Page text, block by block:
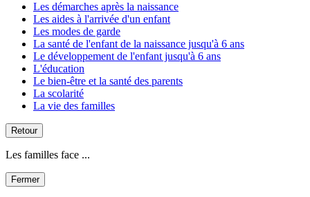
Les démarches après la naissance
Les aides à l'arrivée d'un enfant
Les modes de garde
La santé de l'enfant de la naissance jusqu'à 6 ans
Le développement de l'enfant jusqu'à 6 ans
L'éducation
Le bien-être et la santé des parents
La scolarité
La vie des familles
Retour
Les familles face ...
Fermer